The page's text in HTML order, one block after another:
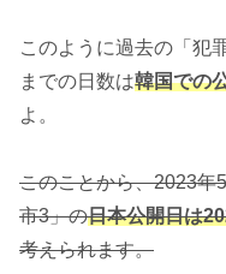
このように過去の「犯
までの日数は韓国での
よ。
このことから、2023年
市3」の日本公開日は
考えられます。